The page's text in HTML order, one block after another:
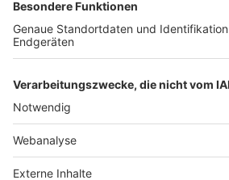
Nutzungsbedingungen Datenschutz